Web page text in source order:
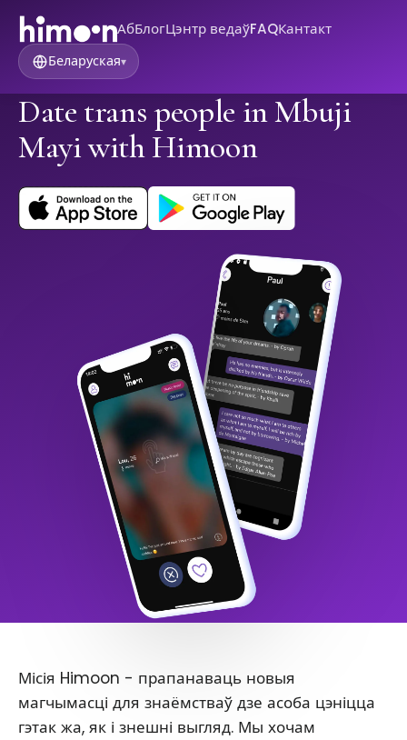
АбБлогЦэнтр ведаўFAQКантакт
Беларуская▾
Date trans people in Mbuji
Mayi with Himoon
Місія Himoon - прапанаваць новыя
магчымасці для знаёмстваў дзе асоба цэніцца
гэтак жа, як і знешні выгляд. Мы хочам